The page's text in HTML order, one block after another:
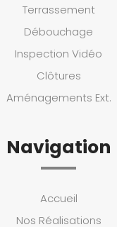
Terrassement
Débouchage
Inspection Vidéo
Clôtures
Aménagements Ext.
Navigation
Accueil
Nos Réalisations